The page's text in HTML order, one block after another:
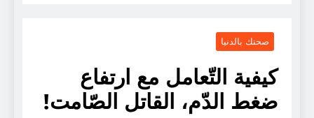
صحتك بالدنيا
كيفية التّعامل مع ارتفاع
ضغط الدّم، القاتل الصّامت!